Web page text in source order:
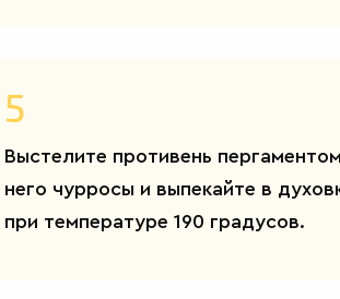
5
Выстелите противень
него чурросы и выпекайте в
при температуре 190 градусов.